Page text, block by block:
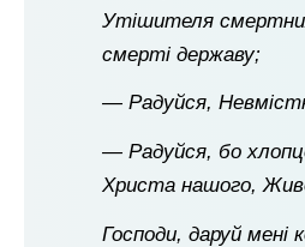
Утішителя
смерті державу;
— Радуйся,
— Радуйся, бо
Христа нашого,
Господи, даруй мені